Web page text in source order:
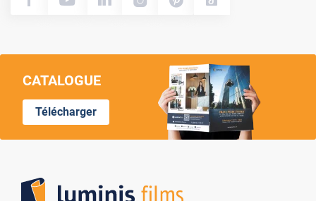
CATALOGUE
Télécharger